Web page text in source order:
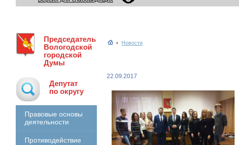
Председатель
Вологодской
городской
Думы
Депутат
по округу
Правовые основы
деятельности
Противодействие
Новости
22.09.2017